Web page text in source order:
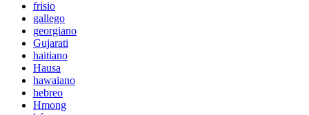
frisio
gallego
georgiano
Gujarati
haitiano
Hausa
hawaiano
hebreo
Hmong